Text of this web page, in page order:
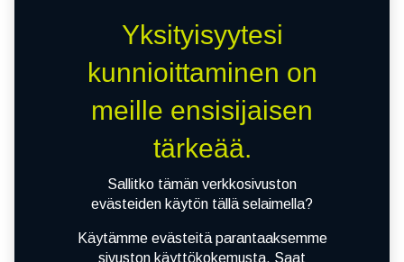
Yksityisyytesi
kunnioittaminen on
meille ensisijaisen
tärkeää.
Sallitko tämän verkkosivuston
evästeiden käytön tällä selaimella?
Käytämme evästeitä parantaaksemme
sivuston käyttökokemusta. Saat